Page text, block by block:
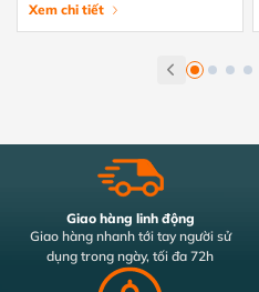
tránh hiệu quả
Xem chi tiết
Giao hàng linh động
Giao hàng nhanh tới tay người sử
dụng trong ngày, tối đa 72h